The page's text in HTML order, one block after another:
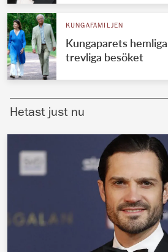
VÄRLDENS
Svenska
Brittiska
Nederländska
Belgiska
Jordanska
Luxemburgska
Japanska
REDAKTION
KUNGAFAMILJEN
Kungaparets
trevliga besöket
Hetast just nu